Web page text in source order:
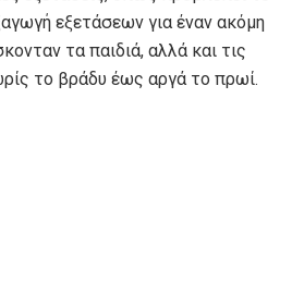
εξετάσεων για έναν ακόμη
τα παιδιά, αλλά και τις
το βράδυ έως αργά το πρωί.